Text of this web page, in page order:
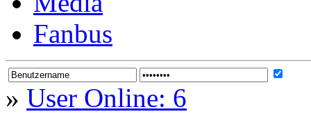
Fanbus
» User Online: 6